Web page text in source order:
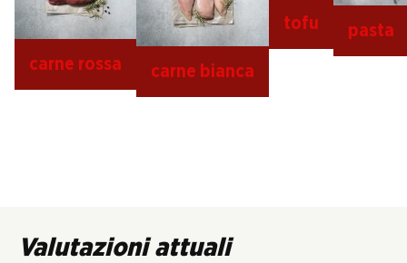
carne rossa carne bianca
tofu pasta
Valutazioni attuali